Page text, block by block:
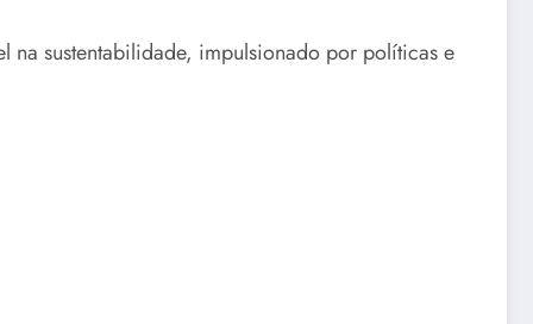
na sustentabilidade, impulsionado por políticas e